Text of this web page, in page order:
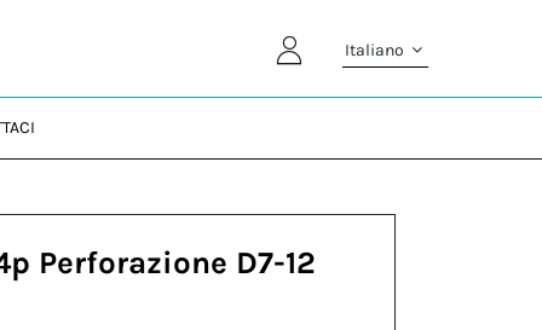
Italiano
Perforazione D7-12